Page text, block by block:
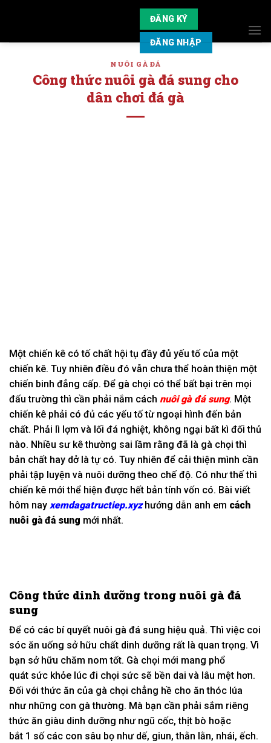
ĐĂNG KÝ
ĐĂNG NHẬP
NUÔI GÀ ĐÁ
Công thức nuôi gà đá sung cho
dân chơi đá gà
Một chiến kê có tố chất hội tụ đầy đủ yếu tố của một
chiến kê. Tuy nhiên điều đó vẫn chưa thể hoàn thiện một
chiến binh đẳng cấp. Để gà chọi có thể bất bại trên mọi
đấu trường thì cần phải nắm cách nuôi gà đá sung. Một
chiến kê phải có đủ các yếu tố từ ngoại hình đến bản
chất. Phải lì lợm và lối đá nghiệt, không ngại bất kì đối thủ
nào. Nhiều sư kê thường sai lầm rằng đã là gà chọi thì
bản chất hay dở là tự có. Tuy nhiên để cải thiện mình cần
phải tập luyện và nuôi dưỡng theo chế độ. Có như thế thì
chiến kê mới thể hiện được hết bản tính vốn có. Bài viết
hôm nay xemdagatructiep.xyzhướng dẫn anh em cách
nuôi gà đá sung mới nhất.
Công thức dinh dưỡng trong nuôi gà đá
sung
Để có các bí quyết nuôi gà đá sung hiệu quả. Thì việc coi
sóc ăn uống sở hữu chất dinh dưỡng rất là quan trọng. Vì
bạn sở hữu chăm nom tốt. Gà chọi mới mang phổ
quát sức khỏe lúc đi chọi sức sẽ bền dai và lâu mệt hơn.
Đối với thức ăn của gà chọi chẳng hề cho ăn thóc lúa
như những con gà thường. Mà bạn cần phải sắm riêng
thức ăn giàu dinh dưỡng như ngũ cốc, thịt bò hoặc
bắt 1 số các con sâu bọ như dế, giun,thằn lằn, nhái, ếch.